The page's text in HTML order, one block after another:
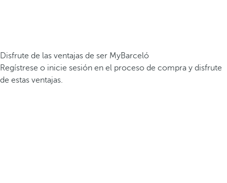
Disfrute de las ventajas de ser MyBarceló
Regístrese o inicie sesión en el proceso de compra y disfrute
de estas ventajas.